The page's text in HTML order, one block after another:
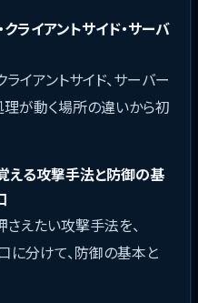
ライアントサイド・サーバ
ライアントサイド、サーバー
理が動く場所の違いから初
える攻撃手法と防御の基
えたい攻撃手法を、
に分けて、防御の基本と